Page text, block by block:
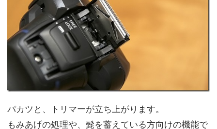
パカツと、トリマーが立ち上がります。
もみあげの処理や、髭を蓄えている方向けの機能で